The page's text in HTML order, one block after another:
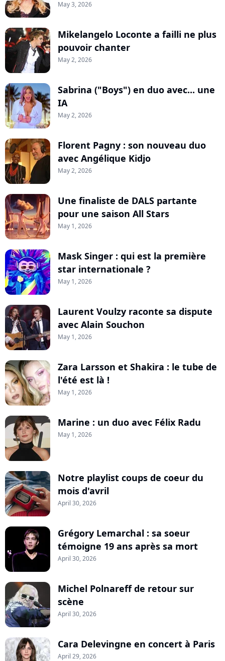
May 3, 2026
Mikelangelo Loconte a failli ne plus
pouvoir chanter
May 2, 2026
Sabrina ("Boys") en duo avec... une
IA
May 2, 2026
Florent Pagny : son nouveau duo
avec Angélique Kidjo
May 2, 2026
Une finaliste de DALS partante
pour une saison All Stars
May 1, 2026
Mask Singer : qui est la première
star internationale ?
May 1, 2026
Laurent Voulzy raconte sa dispute
avec Alain Souchon
May 1, 2026
Zara Larsson et Shakira : le tube de
l'été est là !
May 1, 2026
Marine : un duo avec Félix Radu
May 1, 2026
Notre playlist coups de coeur du
mois d'avril
April 30, 2026
Grégory Lemarchal : sa soeur
témoigne 19 ans après sa mort
April 30, 2026
Michel Polnareff de retour sur
scène
April 30, 2026
Cara Delevingne en concert à Paris
April 29, 2026